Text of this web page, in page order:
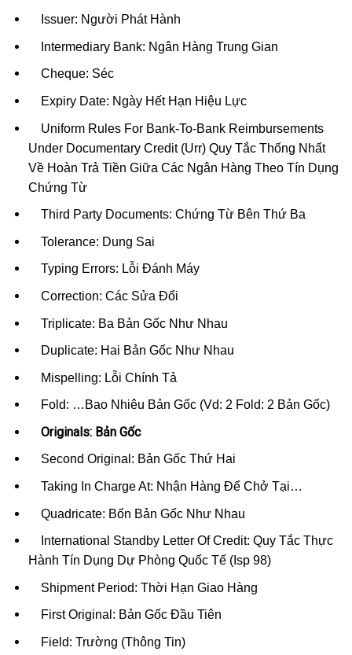
Issuer: Người Phát Hành
Intermediary Bank: Ngân Hàng Trung Gian
Cheque: Séc
Expiry Date: Ngày Hết Hạn Hiệu Lực
Uniform Rules For Bank-To-Bank Reimbursements
Under Documentary Credit (Urr) Quy Tắc Thống Nhất
Về Hoàn Trả Tiền Giữa Các Ngân Hàng Theo Tín Dụng
Chứng Từ
Third Party Documents: Chứng Từ Bên Thứ Ba
Tolerance: Dung Sai
Typing Errors: Lỗi Đánh Máy
Correction: Các Sửa Đổi
Triplicate: Ba Bản Gốc Như Nhau
Duplicate: Hai Bản Gốc Như Nhau
Mispelling: Lỗi Chính Tả
Fold: …Bao Nhiêu Bản Gốc (Vd: 2 Fold: 2 Bản Gốc)
Originals: Bản Gốc
Second Original: Bản Gốc Thứ Hai
Taking In Charge At: Nhận Hàng Để Chở Tại…
Quadricate: Bốn Bản Gốc Như Nhau
International Standby Letter Of Credit: Quy Tắc Thực
Hành Tín Dụng Dự Phòng Quốc Tế (Isp 98)
Shipment Period: Thời Hạn Giao Hàng
First Original: Bản Gốc Đầu Tiên
Field: Trường (Thông Tin)